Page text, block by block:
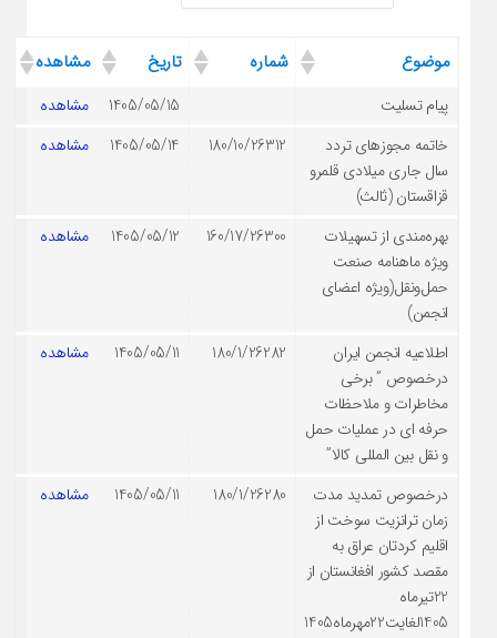
موضوع شماره تاریخ مشاهده
پیام تسلیت 1405/05/15
مشاهده
خاتمه مجوزهای تردد
سال جاری میلادی قلمرو
قزاقستان (ثالث)
180/10/26312
1405/05/14 مشاهده
بهره‌مندی از تسهیلات
ویژه ماهنامه صنعت
حمل‌ونقل(ویژه اعضای
انجمن)
160/17/26300
1405/05/12 مشاهده
اطلاعیه انجمن ایران
درخصوص ” برخی
مخاطرات و ملاحظات
حرفه ای در عملیات حمل
و نقل بین المللی کالا”
180/1/26282
1405/05/11 مشاهده
درخصوص تمدید مدت
زمان ترانزیت سوخت از
اقلیم کردتان عراق به
مقصد کشور افغانستان از
22تیرماه
1405لغایت22مهرماه1405
180/1/26280
1405/05/11 مشاهده